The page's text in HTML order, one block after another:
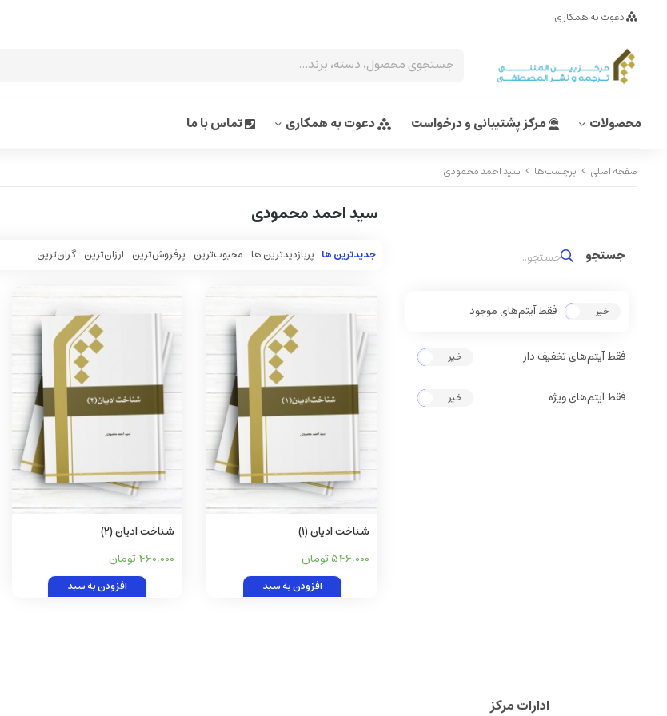
دعوت به همکاری
محصولات مرکز پشتیبانی و درخواست دعوت به همکاری تماس با ما
صفحه اصلی برچسب‌ها سيد احمد محمودی
بله خیر فقط آیتم‌های موجود
خیر فقط آیتم‌های تخفیف دار
خیر فقط آیتم‌های ویژه
سيد احمد محمودی
جدیدترین ها پربازدیدترین ها محبوب‌‌ترین پرفروش‌ترین ارزان‌ترین گران‌ترین
شناخت ادیان (1)
546,000 تومان
افزودن به سبد
شناخت ادیان (2)
460,000 تومان
افزودن به سبد
ادارات مرکز